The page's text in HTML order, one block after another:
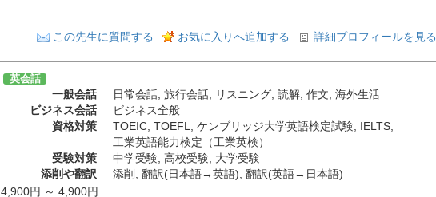
この先生に質問する お気に入りへ追加する 詳細プロフィールを見る
英会話
一般会話 日常会話, 旅行会話, リスニング, 読解, 作文 海外生活
ビジネス会話
ビジネス全般
資格対策
TOEIC, TOEFL ケンブリッジ大学英語検定試験, IELTS,
工業英語能力検定（工業英検）
受験対策
中学受験, 高校受験, 大学受験
添削や翻訳
添削 翻訳(日本語→英語) 翻訳(英語→日本語)
4,900円 ～ 4,900円